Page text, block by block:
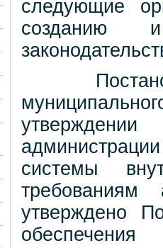
следующие
созданию и
системы
требованиям
утверждено